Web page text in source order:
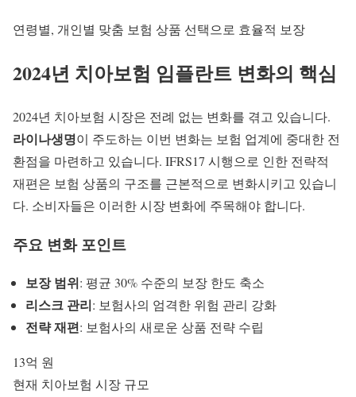
연령별, 개인별 맞춤 보험 상품 선택으로 효율적 보장
2024년 치아보험 임플란트 변화의 핵심
2024년 치아보험 시장은 전례 없는 변화를 겪고 있습니다.
라이나생명이 주도하는 이번 변화는 보험 업계에 중대한 전
환점을 마련하고 있습니다. IFRS17 시행으로 인한 전략적
재편은 보험 상품의 구조를 근본적으로 변화시키고 있습니
다. 소비자들은 이러한 시장 변화에 주목해야 합니다.
주요 변화 포인트
보장 범위: 평균 30% 수준의 보장 한도 축소
리스크 관리: 보험사의 엄격한 위험 관리 강화
전략 재편: 보험사의 새로운 상품 전략 수립
13억 원
현재 치아보험 시장 규모